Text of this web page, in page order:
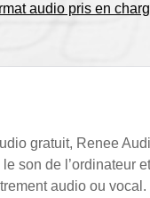
audio pris en
gratuit, Renee
son de l’ordinateur
audio ou